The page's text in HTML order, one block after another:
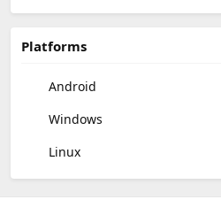
Platforms
Android
Windows
Linux